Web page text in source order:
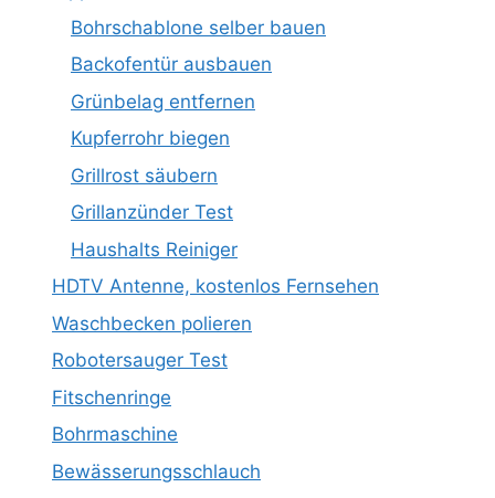
Bohrschablone selber bauen
Backofentür ausbauen
Grünbelag entfernen
Kupferrohr biegen
Grillrost säubern
Grillanzünder Test
Haushalts Reiniger
HDTV Antenne, kostenlos Fernsehen
Waschbecken polieren
Robotersauger Test
Fitschenringe
Bohrmaschine
Bewässerungsschlauch